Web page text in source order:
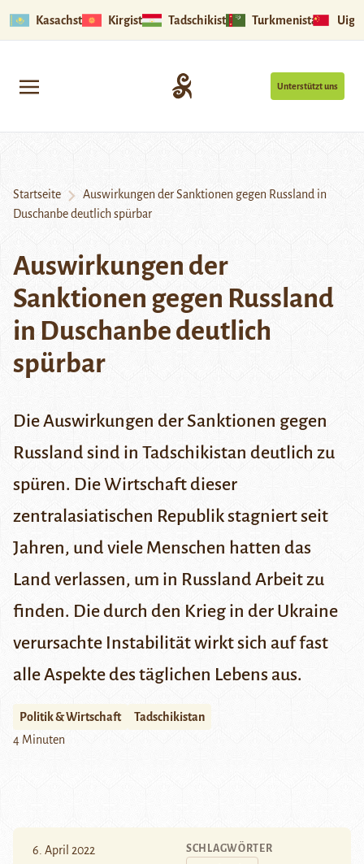
Kasachstan Kirgistan Tadschikistan Turkmenistan
Unterstützt uns
Startseite
Auswirkungen der Sanktionen gegen Russland in
Duschanbe deutlich spürbar
Auswirkungen der
Sanktionen gegen Russland
in Duschanbe deutlich
spürbar
Die Auswirkungen der Sanktionen gegen
Russland sind in Tadschikistan deutlich zu
spüren. Die Wirtschaft dieser
zentralasiatischen Republik stagniert seit
Jahren, und viele Menschen hatten das
Land verlassen, um in Russland Arbeit zu
finden. Die durch den Krieg in der Ukraine
verursachte Instabilität wirkt sich auf fast
alle Aspekte des täglichen Lebens aus.
Politik & Wirtschaft
Tadschikistan
4 Minuten
6. April 2022 SCHLAGWÖRTER